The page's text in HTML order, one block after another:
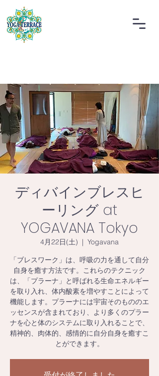
ディバインブレスヒ
ーリング at
YOGAVANA Tokyo
4月22日(土)
  |
Yogavana
「ブレスワーク」は、呼吸の力を通して自分
自身を癒す方法です。これらのテクニック
は、「プラーナ」と呼ばれる生命エネルギー
を取り入れ、体内酸素を増やすことによって
機能します。プラーナには宇宙そのもののエ
ッセンスが含まれており、より多くのプラー
ナを心と体のシステムに取り入れることで、
精神的、肉体的、感情的に自分自身を癒すこ
とができます。